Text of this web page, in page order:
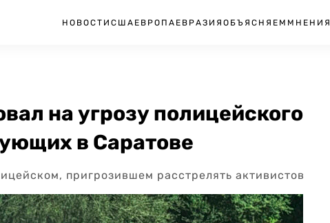
НОВОСТИ США ЕВРОПА ЕВРАЗИЯ ОБЪЯСНЯЕМ МНЕНИЯ
на угрозу полицейского
в Саратове
пригрозившем расстрелять активистов